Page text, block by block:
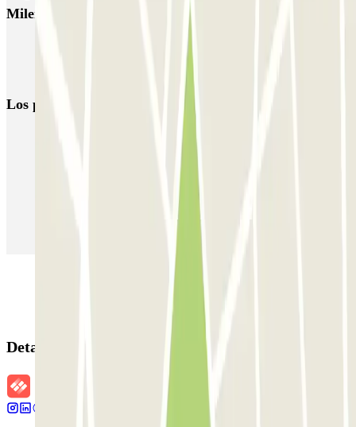
Milenio
Reserva parking cerca de la estación de tren de Valladolid
Parkings en el Aeropuerto de Valladolid (VLL)
Los parkings más reservados
Parking en Barcelona
Parking en Aeropuerto Barcelona
Parking en Aeropuerto Madrid Barajas
Parking en Sants - Estación de Barcelona
Detalles de la reserva